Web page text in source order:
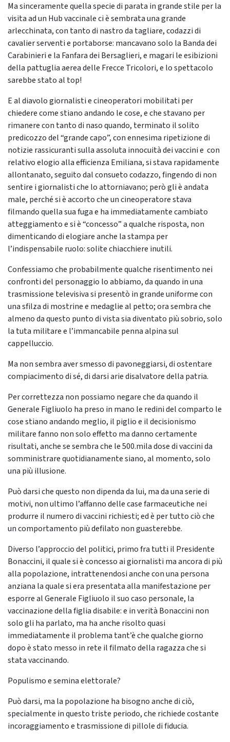
Ma sinceramente quella specie di parata in grande stile per la
visita ad un Hub vaccinale ci è sembrata una grande
arlecchinata, con tanto di nastro da tagliare, codazzi di
cavalier serventi e portaborse: mancavano solo la Banda dei
Carabinieri e la Fanfara dei Bersaglieri, e magari le esibizioni
della pattuglia aerea delle Frecce Tricolori, e lo spettacolo
sarebbe stato al top!
E al diavolo giornalisti e cineoperatori mobilitati per
chiedere come stiano andando le cose, e che stavano per
rimanere con tanto di naso quando, terminato il solito
predicozzo del “grande capo”, con ennesima ripetizione di
notizie rassicuranti sulla assoluta innocuità dei vaccini e con
relativo elogio alla efficienza Emiliana, si stava rapidamente
allontanato, seguito dal consueto codazzo, fingendo di non
sentire i giornalisti che lo attorniavano; però gli è andata
male, perché si è accorto che un cineoperatore stava
filmando quella sua fuga e ha immediatamente cambiato
atteggiamento e si è “concesso” a qualche risposta, non
dimenticando di elogiare anche la stampa per
l’indispensabile ruolo: solite chiacchiere inutili.
Confessiamo che probabilmente qualche risentimento nei
confronti del personaggio lo abbiamo, da quando in una
trasmissione televisiva si presentò in grande uniforme con
una sfilza di mostrine e medaglie al petto; ora sembra che
almeno da questo punto di vista sia diventato più sobrio, solo
la tuta militare e l’immancabile penna alpina sul
cappelluccio.
Ma non sembra aver smesso di pavoneggiarsi, di ostentare
compiacimento di sé, di darsi arie disalvatore della patria.
Per correttezza non possiamo negare che da quando il
Generale Figliuolo ha preso in mano le redini del comparto le
cose stiano andando meglio, il piglio e il decisionismo
militare fanno non solo effetto ma danno certamente
risultati, anche se sembra che le 500.mila dose di vaccini da
somministrare quotidianamente siano, al momento, solo
una più illusione.
Può darsi che questo non dipenda da lui, ma da una serie di
motivi, non ultimo l’affanno delle case farmaceutiche nei
produrre il numero di vaccini richiesti; ed è per tutto ciò che
un comportamento più defilato non guasterebbe.
Diverso l’approccio del politici, primo fra tutti il Presidente
Bonaccini, il quale si è concesso ai giornalisti ma ancora di più
alla popolazione, intrattenendosi anche con una persona
anziana la quale si era presentata alla manifestazione per
esporre al Generale Figliuolo il suo caso personale, la
vaccinazione della figlia disabile: e in verità Bonaccini non
solo gli ha parlato, ma ha anche risolto quasi
immediatamente il problema tant’è che qualche giorno
dopo è stato messo in rete il filmato della ragazza che si
stata vaccinando.
Populismo e semina elettorale?
Può darsi, ma la popolazione ha bisogno anche di ciò,
specialmente in questo triste periodo, che richiede costante
incoraggiamento e trasmissione di pillole di fiducia.